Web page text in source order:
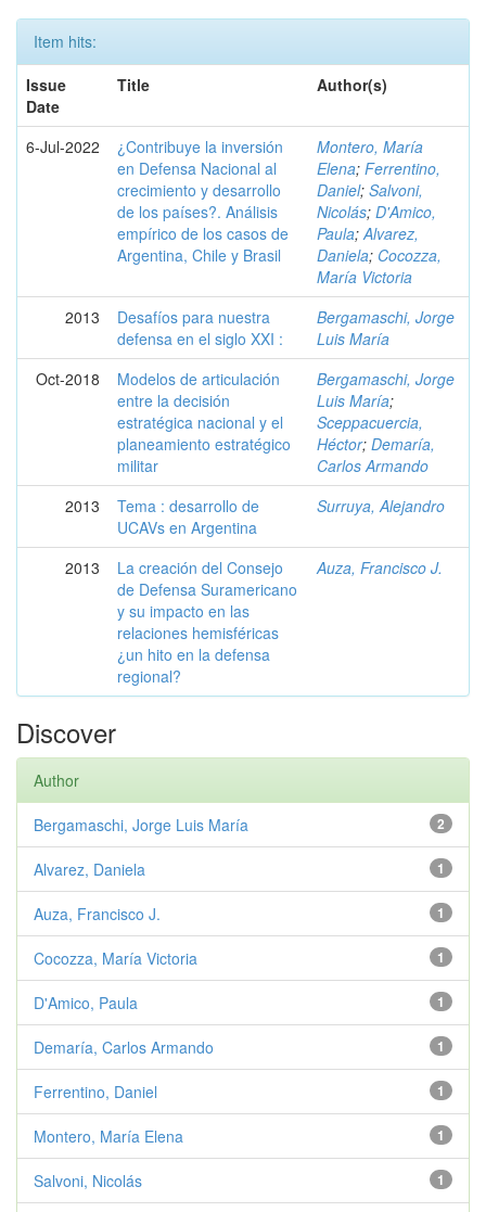
Item hits:
Issue
Date
Title Author(s)
6-Jul-2022
¿Contribuye la inversión
en Defensa Nacional al
crecimiento y desarrollo
de los países?. Análisis
empírico de los casos de
Argentina, Chile y Brasil
Montero, María
Elena; Ferrentino,
Daniel; Salvoni,
Nicolás; D'Amico,
Paula;Alvarez,
Daniela; Cocozza,
María Victoria
2013
Desafíos para nuestra
defensa en el siglo XXI :
Bergamaschi, Jorge
Luis María
Oct-2018
Modelos de articulación
entre la decisión
estratégica nacional y el
planeamiento estratégico
militar
Bergamaschi, Jorge
Luis María;
Sceppacuercia,
Héctor; Demaría,
Carlos Armando
2013
Tema : desarrollo de
UCAVs en Argentina
Surruya, Alejandro
2013
La creación del Consejo
de Defensa Suramericano
y su impacto en las
relaciones hemisféricas
¿un hito en la defensa
regional?
Auza, Francisco J.
Discover
Author
2
Bergamaschi, Jorge Luis María
1
Alvarez, Daniela
1
Auza, Francisco J.
1
Cocozza, María Victoria
1
D'Amico, Paula
1
Demaría, Carlos Armando
1
Ferrentino, Daniel
1
Montero, María Elena
1
Salvoni, Nicolás